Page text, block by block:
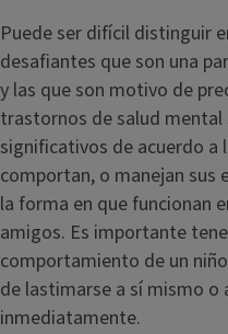
Puede ser difícil distinguir
desafiantes que son una
y las que son motivo de
trastornos de salud mental
significativos de acuerdo a
comportan, o manejan sus
la forma en que funcionan
amigos. Es importante
comportamiento de un
de lastimarse a sí mismo o
inmediatamente.